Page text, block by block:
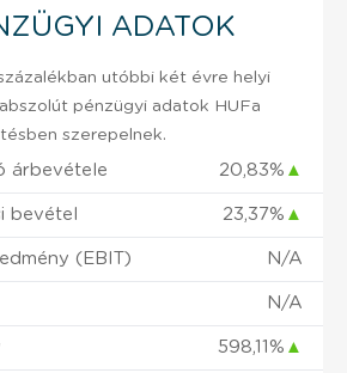
ADATOK
utóbbi két évre helyi
pénzügyi adatok HUFa
szerepelnek.
árbevétele 20,83% ▲
bevétel 23,37% ▲
(EBIT) N/A
N/A
598,11% ▲